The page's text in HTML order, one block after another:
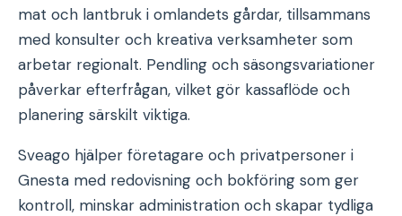
mat och lantbruk i omlandets gårdar, tillsammans
med konsulter och kreativa verksamheter som
arbetar regionalt. Pendling och säsongsvariationer
påverkar efterfrågan, vilket gör kassaflöde och
planering särskilt viktiga.
Sveago hjälper företagare och privatpersoner i
Gnesta med redovisning och bokföring som ger
kontroll, minskar administration och skapar tydliga